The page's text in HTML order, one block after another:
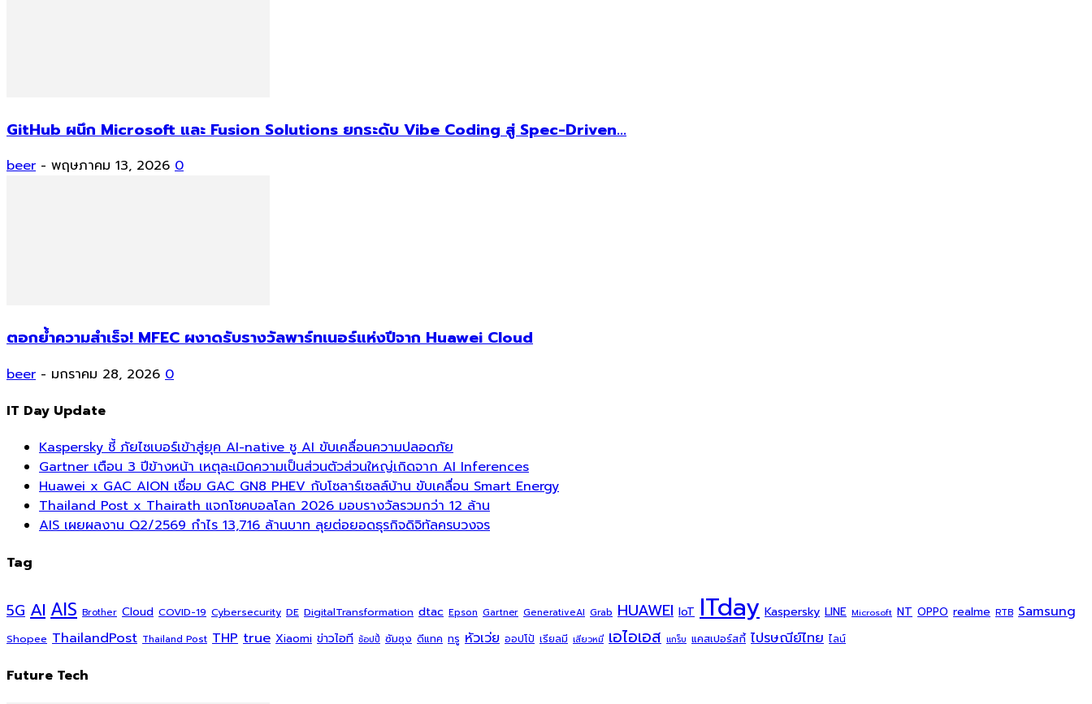
GitHub ผนึก Microsoft และ Fusion Solutions ยกระดับ Vibe Coding สู่ Spec-Driven...
beer - พฤษภาคม 13, 2026 0
ตอกย้ำความสำเร็จ! MFEC ผงาดรับรางวัลพาร์ทเนอร์แห่งปีจาก Huawei Cloud
beer - มกราคม 28, 2026 0
IT Day Update
Kaspersky ชี้ ภัยไซเบอร์เข้าสู่ยุค AI-native ชู AI ขับเคลื่อนความปลอดภัย
Gartner เตือน 3 ปีข้างหน้า เหตุละเมิดความเป็นส่วนตัวส่วนใหญ่เกิดจาก AI Inferences
Huawei x GAC AION เชื่อม GAC GN8 PHEV กับโซลาร์เซลล์บ้าน ขับเคลื่อน Smart Energy
Thailand Post x Thairath แจกโชคบอลโลก 2026 มอบรางวัลรวมกว่า 12 ล้าน
AIS เผยผลงาน Q2/2569 กำไร 13,716 ล้านบาท ลุยต่อยอดธุรกิจดิจิทัลครบวงจร
Tag
5G AI AIS Brother Cloud COVID-19 Cybersecurity DE DigitalTransformation dtac Epson Gartner GenerativeAI Grab HUAWEI IoT ITday Kaspersky LINE Microsoft NT OPPO realme RTB Samsung
Shopee ThailandPost Thailand Post THP true Xiaomi ข่าวไอที ช้อปปี้ ซัมซุง ดีแทค ทรู หัวเว่ย ออปโป้ เรียลมี เสียวหมี่ เอไอเอส แกร็บ แคสเปอร์สกี้ ไปรษณีย์ไทย ไลน์
Future Tech